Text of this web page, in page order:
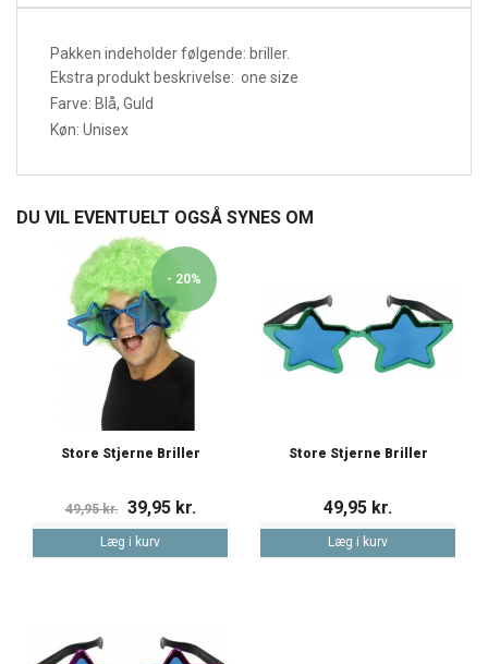
Pakken indeholder følgende: briller.
Ekstra produkt beskrivelse: one size
Farve: Blå, Guld
Køn: Unisex
DU VIL EVENTUELT OGSÅ SYNES OM
- 20%
Store Stjerne Briller
49,95 kr. 39,95 kr.
Læg i kurv
Store Stjerne Briller
49,95 kr.
Læg i kurv